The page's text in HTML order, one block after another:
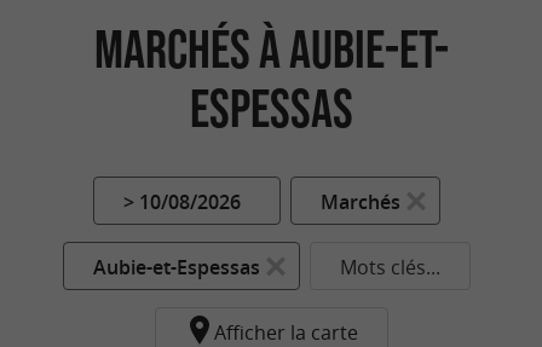
Marchés à Aubie-et-
Espessas
> 10/08/2026 Marchés
Aubie-et-Espessas Mots clés...
Afficher la carte